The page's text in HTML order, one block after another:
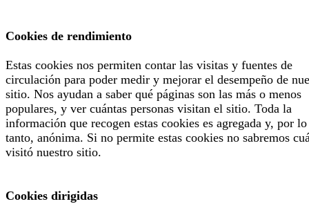
Cookies de rendimiento
Estas cookies nos permiten contar las visitas y fuentes de
circulación para poder medir y mejorar el desempeño de
sitio. Nos ayudan a saber qué páginas son las más o menos
populares, y ver cuántas personas visitan el sitio. Toda la
información que recogen estas cookies es agregada y, por lo
tanto, anónima. Si no permite estas cookies no sabremos
visitó nuestro sitio.
Cookies dirigidas